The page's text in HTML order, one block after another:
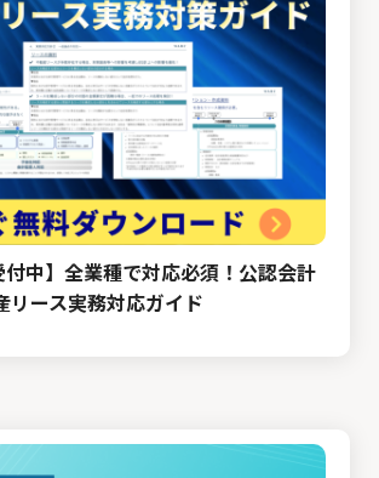
付中】全業種で対応必須！公認会計
リース実務対応ガイド